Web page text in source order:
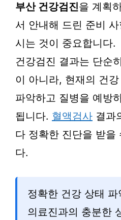
부산 건강검진을 계획
서 안내해 드린 준비
시는 것이 중요합니다.
건강검진 결과는 단순
이 아니라, 현재의 건
파악하고 질병을 예방
됩니다. 혈액검사 결과
다 정확한 진단을 받을
다.
정확한 건강 상태
의료진과의 충분한